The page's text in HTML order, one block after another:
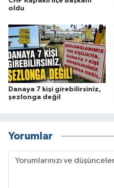
oldu
Danaya 7 kişi girebilirsiniz,
şezlonga değil
Yorumlar